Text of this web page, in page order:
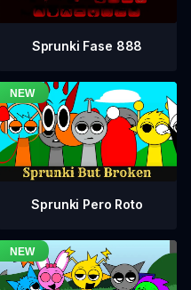
Sprunki Fase 888
Sprunki Pero Roto